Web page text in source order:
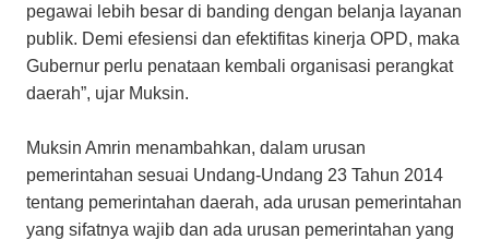
pegawai lebih besar di banding dengan belanja layanan
publik. Demi efesiensi dan efektifitas kinerja OPD, maka
Gubernur perlu penataan kembali organisasi perangkat
daerah”, ujar Muksin.
Muksin Amrin menambahkan, dalam urusan
pemerintahan sesuai Undang-Undang 23 Tahun 2014
tentang pemerintahan daerah, ada urusan pemerintahan
yang sifatnya wajib dan ada urusan pemerintahan yang